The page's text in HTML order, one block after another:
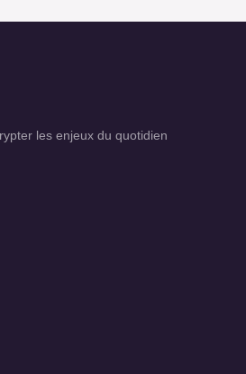
les enjeux du quotidien